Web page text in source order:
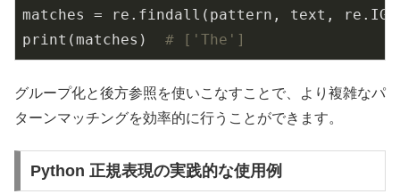
matches = re.findall(pattern, text,
print(matches) # ['The']
グループ化と後方参照を使いこなすことで、より複雑なパ
ターンマッチングを効率的に行うことができます。
Python 正規表現の実践的な使用例